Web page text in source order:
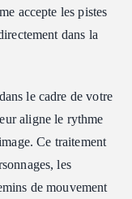
accepte les pistes
dans la
le cadre de votre
aligne le rythme
Ce traitement
les
de mouvement